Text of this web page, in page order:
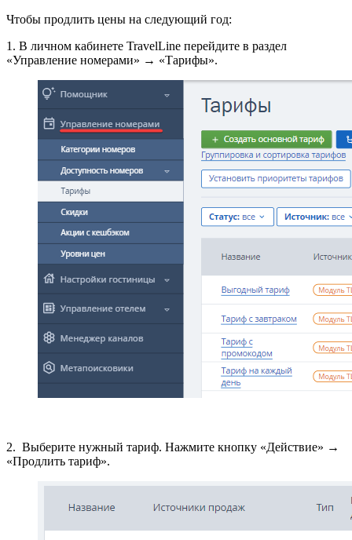
Чтобы продлить цены на следующий год:
1. В личном кабинете TravelLine перейдите в раздел
«Управление номерами» → «Тарифы».
2. Выберите нужный тариф. Нажмите кнопку «Действие» →
«Продлить тариф».